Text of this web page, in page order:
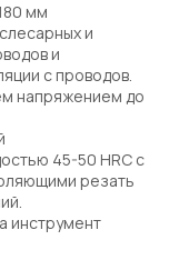
мм
и
и
с проводов.
напряжением до
45-50 HRC с
резать
инструмент